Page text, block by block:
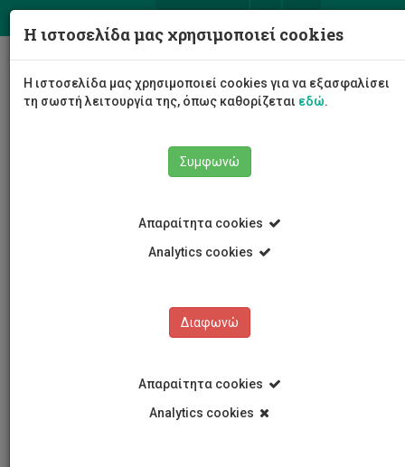
Η ιστοσελίδα μας χρησιμοποιεί cookies
Η ιστοσελίδα μας χρησιμοποιεί cookies για να εξασφαλίσει
τη σωστή λειτουργία της, όπως καθορίζεται εδώ.
Συμφωνώ
Απαραίτητα cookies
Analytics cookies
Διαφωνώ
Απαραίτητα cookies
Analytics cookies